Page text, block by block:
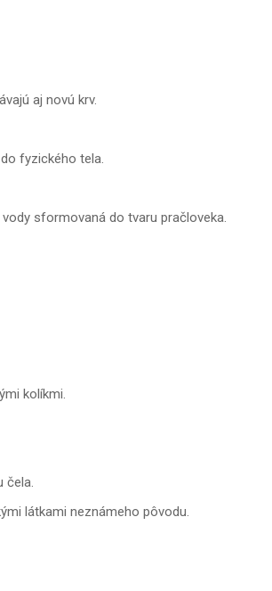
aj novú krv.
fyzického tela.
sformovaná do tvaru pračloveka.
kolíkmi.
čela.
látkami neznámeho pôvodu.